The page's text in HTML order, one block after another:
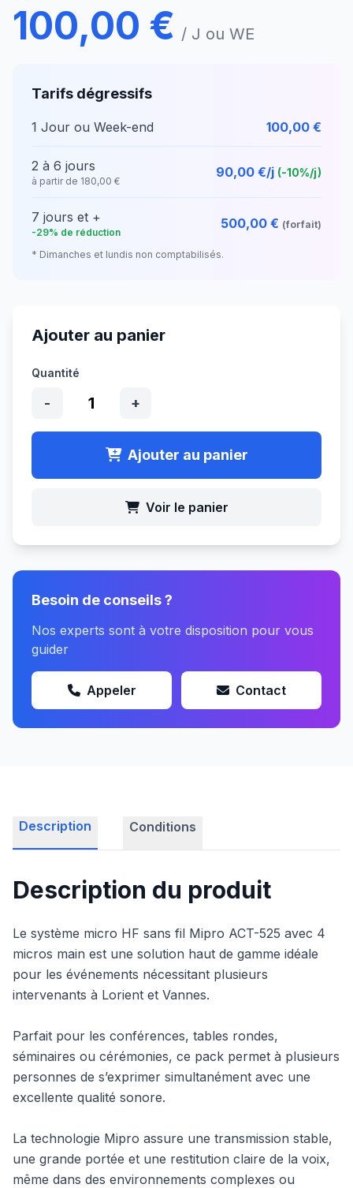
100,00 € / J ou WE
Tarifs dégressifs
1 Jour ou Week-end 100,00 €
2 à 6 jours
à partir de 180,00 €
90,00 €/j (-10%/j)
7 jours et +
-29% de réduction
500,00 € (forfait)
* Dimanches et lundis non comptabilisés.
Ajouter au panier
Quantité
- 1 +
Ajouter au panier
Voir le panier
Besoin de conseils ?
Nos experts sont à votre disposition pour vous
guider
Appeler Contact
Description Conditions
Description du produit
Le système micro HF sans fil Mipro ACT-525 avec 4
micros main est une solution haut de gamme idéale
pour les événements nécessitant plusieurs
intervenants à Lorient et Vannes.
Parfait pour les conférences, tables rondes,
séminaires ou cérémonies, ce pack permet à plusieurs
personnes de s’exprimer simultanément avec une
excellente qualité sonore.
La technologie Mipro assure une transmission stable,
une grande portée et une restitution claire de la voix,
même dans des environnements complexes ou